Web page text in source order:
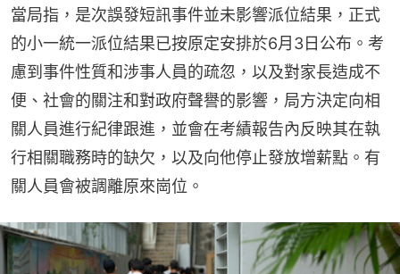
當局指，是次誤發短訊事件並未影響派位結果，正式
的小一統一派位結果已按原定安排於6月3日公布。考
慮到事件性質和涉事人員的疏忽，以及對家長造成不
便、社會的關注和對政府聲譽的影響，局方決定向相
關人員進行紀律跟進，並會在考績報告內反映其在執
行相關職務時的缺欠，以及向他停止發放增薪點。有
關人員會被調離原來崗位。